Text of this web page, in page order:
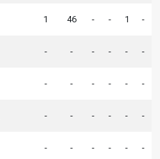
1 46 - - 1 -
- - - - - -
- - - - - -
- - - - - -
- - - - - -